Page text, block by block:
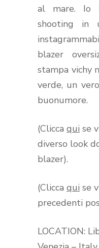
al mare. Io
shooting in
blazer
stampa vichy
verde, un
buonumore.
(Clicca qui se
diverso look
blazer).
(Clicca qui se
precedenti
LOCATION: